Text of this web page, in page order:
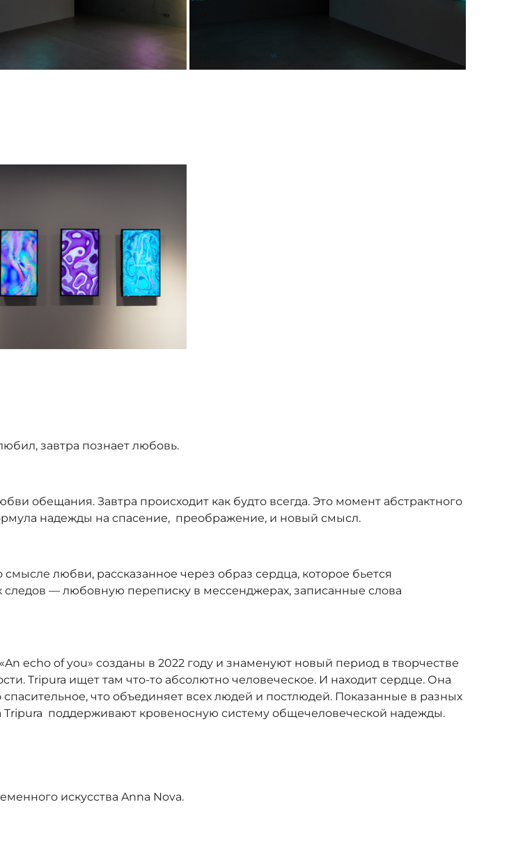
завтра познает любовь.
обещания. Завтра происходит как будто всегда. Это момент абстрактного
надежды на спасение, преображение, и новый смысл.
любви, рассказанное через образ сердца, которое бьется
— любовную переписку в мессенджерах, записанные слова
echo of you» созданы в 2022 году и знаменуют новый период в творчестве
Tripura ищет там что-то абсолютно человеческое. И находит сердце. Она
что объединяет всех людей и постлюдей. Показанные в разных
Tripura поддерживают кровеносную систему общечеловеческой надежды.
искусства Anna Novа.